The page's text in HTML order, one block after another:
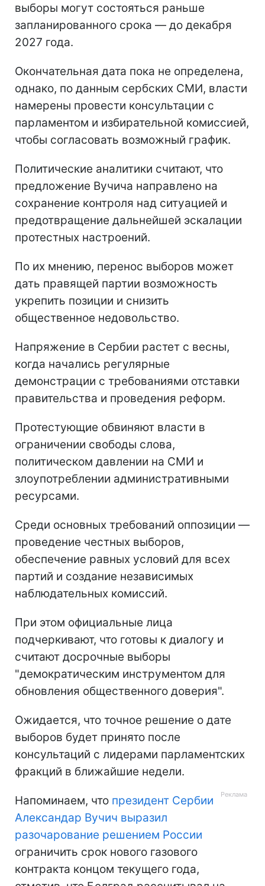
выборы могут состояться раньше
запланированного срока — до декабря
2027 года.
Окончательная дата пока не определена,
однако, по данным сербских СМИ, власти
намерены провести консультации с
парламентом и избирательной комиссией,
чтобы согласовать возможный график.
Политические аналитики считают, что
предложение Вучича направлено на
сохранение контроля над ситуацией и
предотвращение дальнейшей эскалации
протестных настроений.
По их мнению, перенос выборов может
дать правящей партии возможность
укрепить позиции и снизить
общественное недовольство.
Напряжение в Сербии растет с весны,
когда начались регулярные
демонстрации с требованиями отставки
правительства и проведения реформ.
Протестующие обвиняют власти в
ограничении свободы слова,
политическом давлении на СМИ и
злоупотреблении административными
ресурсами.
Среди основных требований оппозиции —
проведение честных выборов,
обеспечение равных условий для всех
партий и создание независимых
наблюдательных комиссий.
При этом официальные лица
подчеркивают, что готовы к диалогу и
считают досрочные выборы
"демократическим инструментом для
обновления общественного доверия".
Ожидается, что точное решение о дате
выборов будет принято после
консультаций с лидерами парламентских
фракций в ближайшие недели.
Напоминаем, что президент Сербии
Александар Вучич выразил
разочарование решением России
ограничить срок нового газового
контракта концом текущего года,